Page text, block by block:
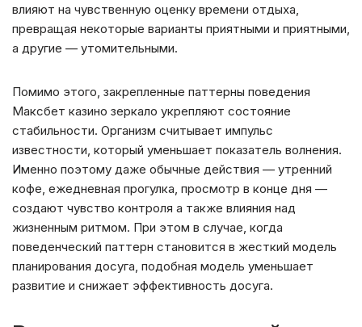
влияют на чувственную оценку времени отдыха,
превращая некоторые варианты приятными и приятными,
а другие — утомительными.
Помимо этого, закрепленные паттерны поведения
Максбет казино зеркало укрепляют состояние
стабильности. Организм считывает импульс
известности, который уменьшает показатель волнения.
Именно поэтому даже обычные действия — утренний
кофе, ежедневная прогулка, просмотр в конце дня —
создают чувство контроля а также влияния над
жизненным ритмом. При этом в случае, когда
поведенческий паттерн становится в жесткий модель
планирования досуга, подобная модель уменьшает
развитие и снижает эффективность досуга.